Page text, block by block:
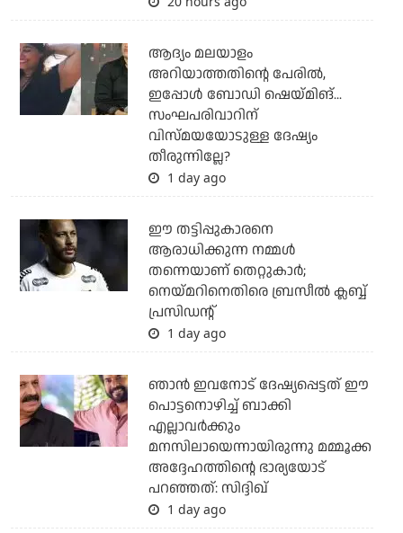
ആദ്യം മലയാളം
അറിയാത്തതിന്റെ പേരില്‍,
ഇപ്പോള്‍ ബോഡി ഷെയ്മിങ്...
സംഘപരിവാറിന്
വിസ്മയയോടുള്ള ദേഷ്യം
തീരുന്നില്ലേ?
1 day ago
ഈ തട്ടിപ്പുകാരനെ
ആരാധിക്കുന്ന നമ്മള്‍
തന്നെയാണ് തെറ്റുകാര്‍;
നെയ്മറിനെതിരെ ബ്രസീല്‍ ക്ലബ്ബ്
പ്രസിഡന്റ്
1 day ago
ഞാന്‍ ഇവനോട് ദേഷ്യപ്പെട്ടത് ഈ
പൊട്ടനൊഴിച്ച് ബാക്കി
എല്ലാവര്‍ക്കും
മനസിലായെന്നായിരുന്നു മമ്മൂക്ക
അദ്ദേഹത്തിന്റെ ഭാര്യയോട്
പറഞ്ഞത്: സിദ്ദിഖ്
1 day ago